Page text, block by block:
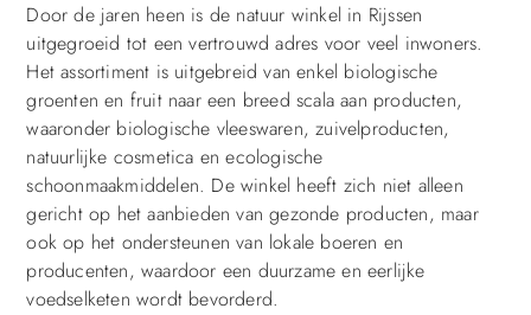
Door de jaren heen is de natuur winkel in Rijssen
uitgegroeid tot een vertrouwd adres voor veel inwoners.
Het assortiment is uitgebreid van enkel biologische
groenten en fruit naar een breed scala aan producten,
waaronder biologische vleeswaren, zuivelproducten,
natuurlijke cosmetica en ecologische
schoonmaakmiddelen. De winkel heeft zich niet alleen
gericht op het aanbieden van gezonde producten, maar
ook op het ondersteunen van lokale boeren en
producenten, waardoor een duurzame en eerlijke
voedselketen wordt bevorderd.